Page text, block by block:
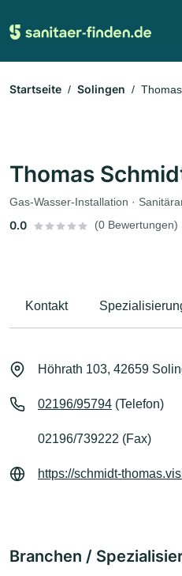
Startseite Solingen
Thomas
Gas-Wasser-Installation ·
0.0 (0 Bewertungen)
Kontakt
Höhrath 103, 42659
02196/95794 (Telefon)
02196/739222 (Fax)
https://schmidt-
Branchen /